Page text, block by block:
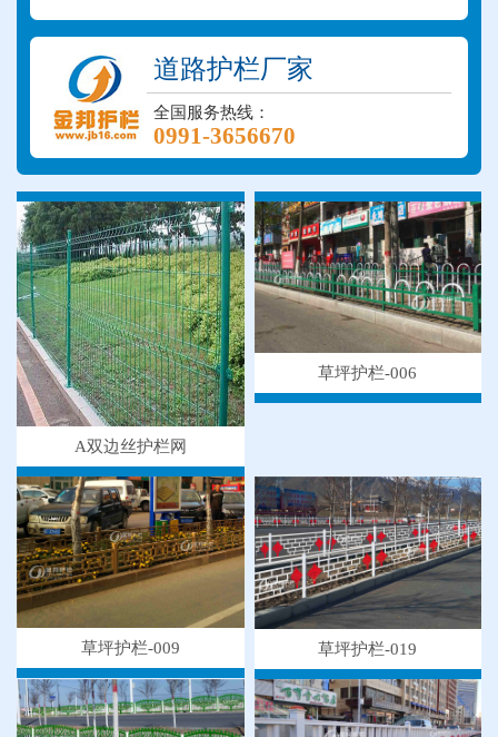
道路护栏厂家
全国服务热线：
0991-3656670
A双边丝护栏网
草坪护栏-006
草坪护栏-009 草坪护栏-019